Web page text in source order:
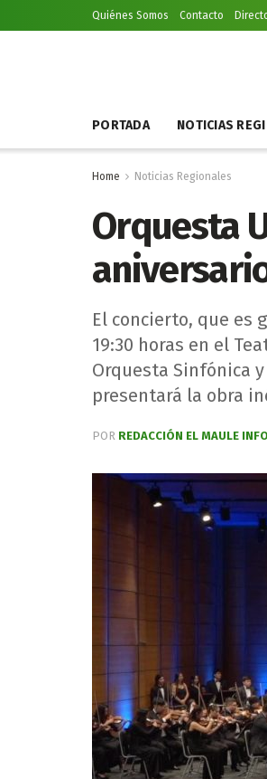
Quiénes Somos Contacto
PORTADA NOTICIAS
Home Noticias Regionales
Orquesta
El concierto, que es
19:30 horas en el
Orquesta Sinfónica
presentará la obra
POR REDACCIÓN EL MAULE